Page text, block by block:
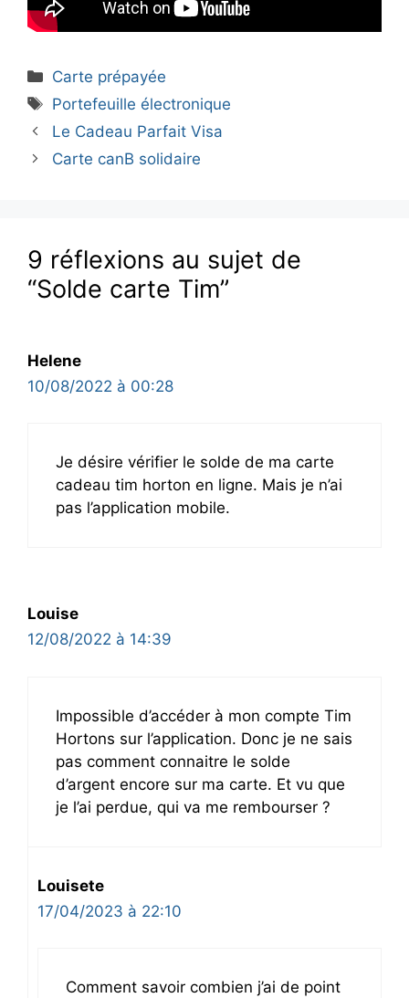
Catégories
Carte prépayée
Étiquettes
Portefeuille électronique
Le Cadeau Parfait Visa
Carte canB solidaire
9 réflexions au sujet de
“Solde carte Tim”
Helene
10/08/2022 à 00:28
Je désire vérifier le solde de ma carte
cadeau tim horton en ligne. Mais je n’ai
pas l’application mobile.
Louise
12/08/2022 à 14:39
Impossible d’accéder à mon compte Tim
Hortons sur l’application. Donc je ne sais
pas comment connaitre le solde
d’argent encore sur ma carte. Et vu que
je l’ai perdue, qui va me rembourser ?
Louisete
17/04/2023 à 22:10
Comment savoir combien j’ai de point